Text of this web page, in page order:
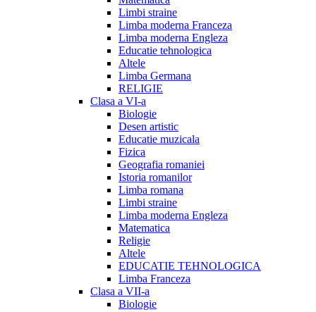
Limbi straine
Limba moderna Franceza
Limba moderna Engleza
Educatie tehnologica
Altele
Limba Germana
RELIGIE
Clasa a VI-a
Biologie
Desen artistic
Educatie muzicala
Fizica
Geografia romaniei
Istoria romanilor
Limba romana
Limbi straine
Limba moderna Engleza
Matematica
Religie
Altele
EDUCATIE TEHNOLOGICA
Limba Franceza
Clasa a VII-a
Biologie